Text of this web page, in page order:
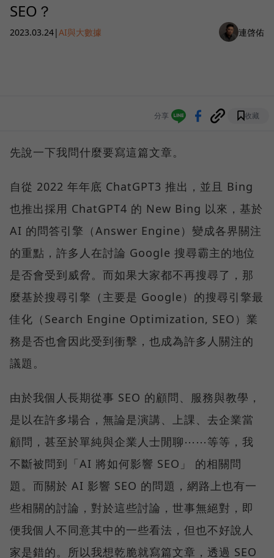
SEO？
2023.03.24|AI與大數據 連啓佑
分享 收藏
先說一下我問什麼要寫這篇文章。
自從 2022 年年底 ChatGPT3 推出，並且 Bing
也推出採用 ChatGPT4 的 New Bing 以來，基於
AI 的問答引擎（Answer Engine）變成各界關注
的重點，許多人在討論 Google 搜尋霸主的地位
是否會受到威脅。而如果大家都不再搜尋了，那
麼基於搜尋引擎（主要是 Google）的搜尋引擎最
佳化（Search Engine Optimization, SEO）業
務是否也會因此受到衝擊，也成為許多人關注的
議題。
由於我個人長期從事 SEO 的顧問、服務與教學，
是以在許多場合，無論是演講、上課、去企業當
顧問，甚至於單純與企業人士閒聊⋯⋯等等，我
不斷被問到「AI 將如何影響 SEO」 的相關問
題。而關於 AI 影響 SEO 的問題，網路上也有一
些相關的討論，對於這些討論，世事無絕對，即
便我個人不同意其中的一些看法，但也不好說人
家是錯的。所以我想乾脆就寫篇文章，透過 SEO